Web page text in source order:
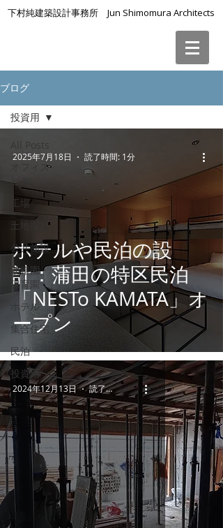
下村純建築設計事務所 Jun Shimomura Architects
ブログ
All Posts
オフィス
ビル
工場
土地探し
公共施設
幼稚園・
保育園
ホテル
集合住宅
民泊
投資用
投資用
ホテルや民泊の設
計：蒲田の特区民泊
「NESTo KAMATA」オ
ープン
2025年7月18日 読了時間: 1分
2024年12月13日 読了時間: 1分